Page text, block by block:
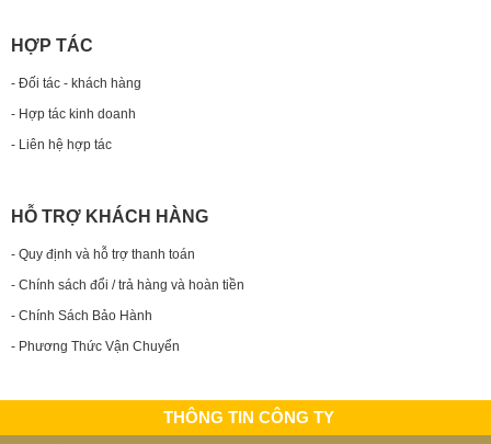
HỢP TÁC
- Đối tác - khách hàng
- Hợp tác kinh doanh
- Liên hệ hợp tác
HỖ TRỢ KHÁCH HÀNG
- Quy định và hỗ trợ thanh toán
- Chính sách đổi / trả hàng và hoàn tiền
- Chính Sách Bảo Hành
- Phương Thức Vận Chuyển
THÔNG TIN CÔNG TY